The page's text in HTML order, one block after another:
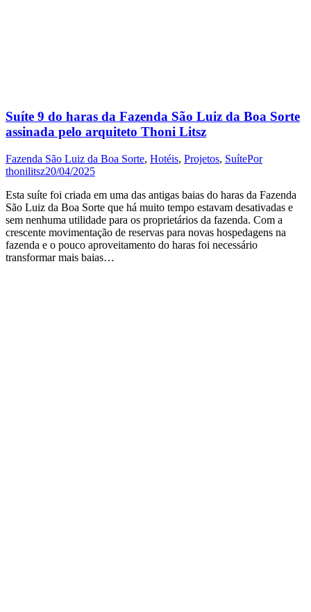
Suíte 9 do haras da Fazenda São Luiz da Boa Sorte
assinada pelo arquiteto Thoni Litsz
Fazenda São Luiz da Boa Sorte, Hotéis, Projetos, SuítePor
thonilitsz20/04/2025
Esta suíte foi criada em uma das antigas baias do haras da Fazenda
São Luiz da Boa Sorte que há muito tempo estavam desativadas e
sem nenhuma utilidade para os proprietários da fazenda. Com a
crescente movimentação de reservas para novas hospedagens na
fazenda e o pouco aproveitamento do haras foi necessário
transformar mais baias…